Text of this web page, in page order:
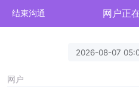
结束沟通 网户正
2026-08-07
网户